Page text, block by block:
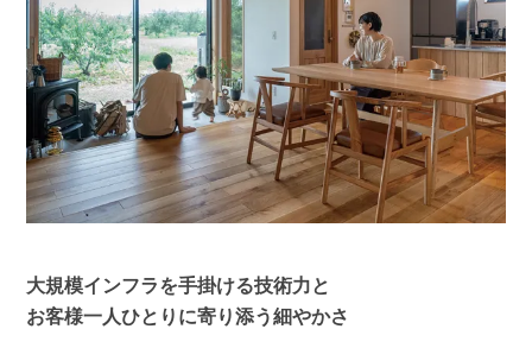
大規模インフラを手掛ける技術力と
お客様一人ひとりに寄り添う細やかさ